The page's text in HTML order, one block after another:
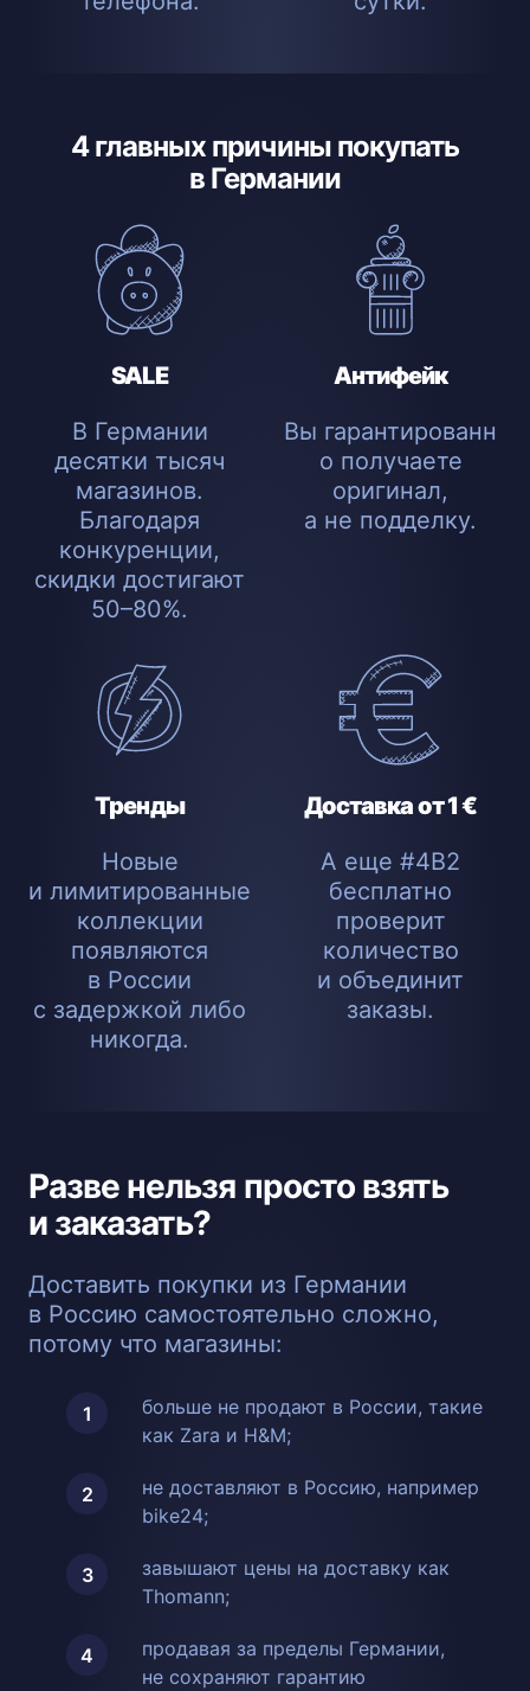
4 главных причины покупать
в Германии
SALE
В Германии
десятки тысяч
магазинов.
Благодаря
конкуренции,
скидки достигают
50–80%.
Антифейк
Вы гарантированн
о получаете
оригинал,
а не подделку.
Тренды
Новые
и лимитированные
коллекции
появляются
в России
с задержкой либо
никогда.
Доставка от 1 €
А еще #4B2
бесплатно
проверит
количество
и объединит
заказы.
Разве нельзя просто взять
и заказать?
Доставить покупки из Германии
в Россию самостоятельно сложно,
потому что магазины:
больше не продают в России, такие
как Zara и H&M;
не доставляют в Россию, например
bike24;
завышают цены на доставку как
Thomann;
продавая за пределы Германии,
не сохраняют гарантию